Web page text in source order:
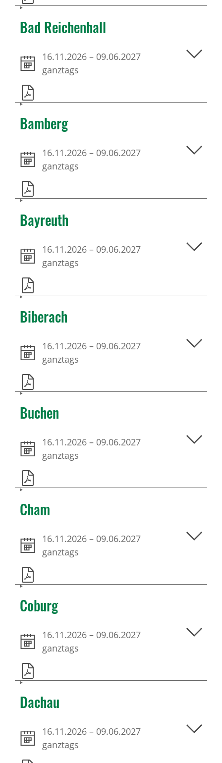
Bad Reichenhall
16.11.2026 – 09.06.2027
ganztags
Bamberg
16.11.2026 – 09.06.2027
ganztags
Bayreuth
16.11.2026 – 09.06.2027
ganztags
Biberach
16.11.2026 – 09.06.2027
ganztags
Buchen
16.11.2026 – 09.06.2027
ganztags
Cham
16.11.2026 – 09.06.2027
ganztags
Coburg
16.11.2026 – 09.06.2027
ganztags
Dachau
16.11.2026 – 09.06.2027
ganztags